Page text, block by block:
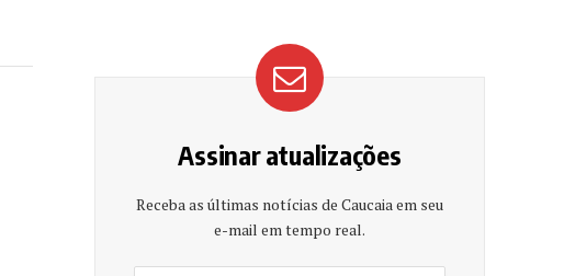
Assinar atualizações
Receba as últimas notícias de Caucaia em seu
e-mail em tempo real.